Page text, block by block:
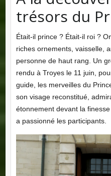
trésors du
Était-il prince ? Était-il roi ?
riches ornements, vaisselle,
personne de haut rang. Un
rendu à Troyes le 11 juin,
guide, les merveilles du
son visage reconstitué,
étonnement devant la
a passionné les participants.